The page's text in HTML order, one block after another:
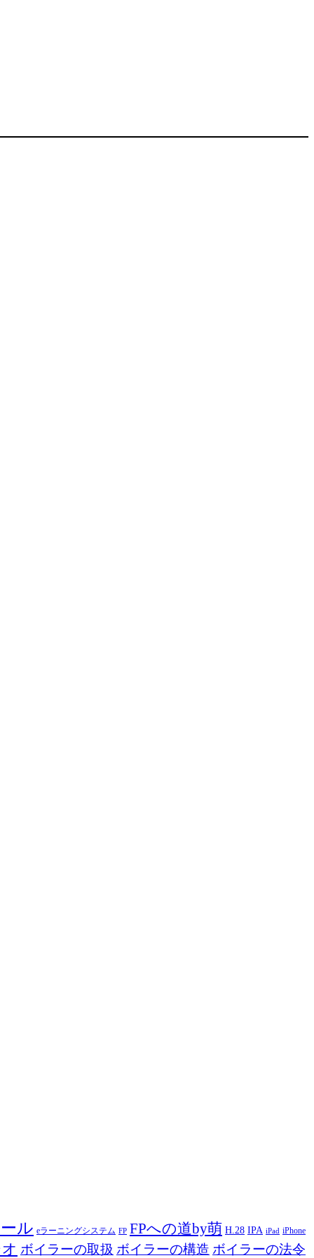
ル eラーニングシステム FP FPへの道by萌 H.28 IPA iPad iPhone
ボイラーの取扱 ボイラーの構造 ボイラーの法令